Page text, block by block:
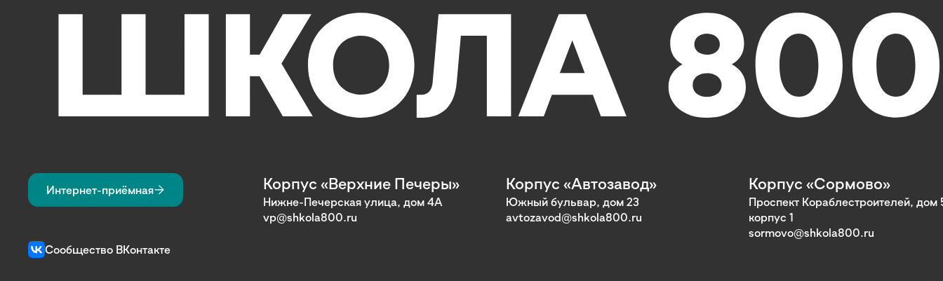
Интернет-приёмная Корпус «Верхние Печеры»
Нижне-Печерская улица, дом 4А
vp@shkola800.ru
Корпус «Автозавод»
Южный бульвар, дом 23
avtozavod@shkola800.ru
Корпус «Сормово»
Проспект Кораблестроителей, дом
корпус 1
sormovo@shkola800.ru
Сообщество ВКонтакте